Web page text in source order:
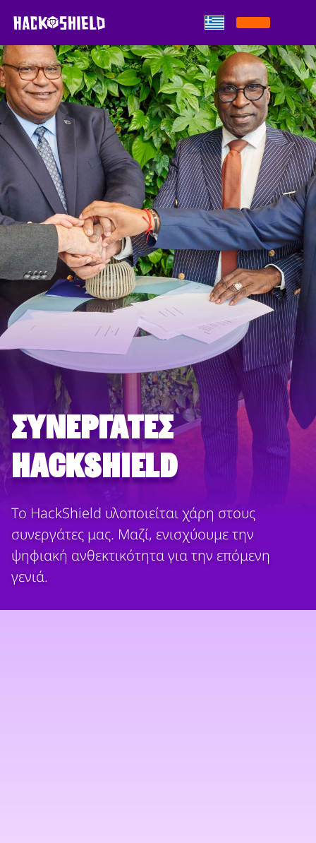
Συνεργάτες
HackShield
Το HackShield υλοποιείται χάρη στους
συνεργάτες μας. Μαζί, ενισχύουμε την
ψηφιακή ανθεκτικότητα για την επόμενη
γενιά.